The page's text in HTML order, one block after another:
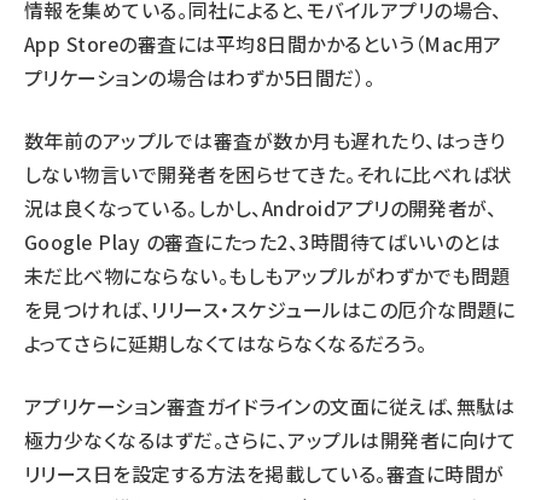
情報を集めている。同社によると、モバイルアプリの場合、
App Storeの審査には平均8日間かかる という（Mac用ア
プリケーションの場合はわずか5日間だ）。
数年前のアップルでは審査が数か月も遅れたり、はっきり
しない物言いで開発者を困らせてきた。それに比べれば状
況は良くなっている。しかし、Androidアプリの開発者が、
Google Play の審査にたった2、3時間待てばいいのとは
未だ比べ物にならない。もしもアップルがわずかでも問題
を見つければ、リリース・スケジュールはこの厄介な問題に
よってさらに延期しなくてはならなくなるだろう。
アプリケーション審査ガイドラインの文面に従えば、無駄は
極力少なくなるはずだ。さらに、アップルは開発者に向けて
リリース日を設定する方法を掲載している。審査に時間が